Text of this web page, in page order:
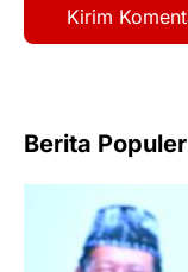
Berita Populer